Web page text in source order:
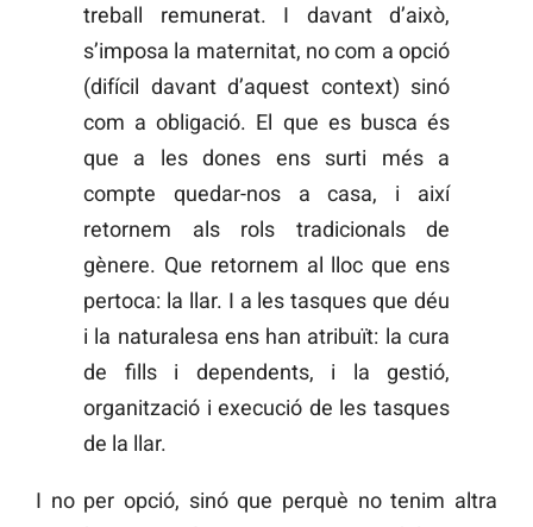
treball remunerat. I davant d’això,
s’imposa la maternitat, no com a opció
(difícil davant d’aquest context) sinó
com a obligació. El que es busca és
que a les dones ens surti més a
compte quedar-nos a casa, i així
retornem als rols tradicionals de
gènere. Que retornem al lloc que ens
pertoca: la llar. I a les tasques que déu
i la naturalesa ens han atribuït: la cura
de fills i dependents, i la gestió,
organització i execució de les tasques
de la llar.
I no per opció, sinó que perquè no tenim altra